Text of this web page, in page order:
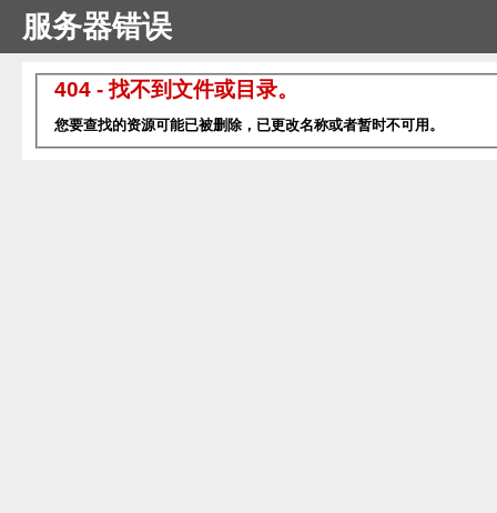
服务器错误
404 - 找不到文件或目录。
您要查找的资源可能已被删除，已更改名称或者暂时不可用。